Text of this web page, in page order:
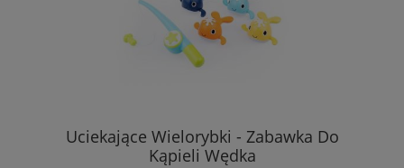
Uciekające Wielorybki - Zabawka Do
Kąpieli Wędka